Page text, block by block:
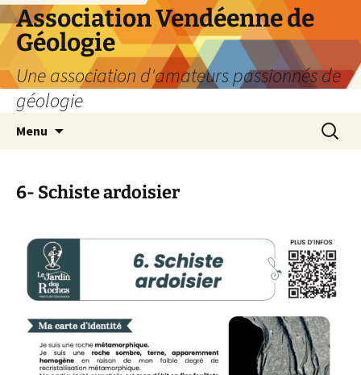
Aller
au
contenu
Association Vendéenne de
Géologie
Une association d'amateurs passionnés de
géologie
Menu
6- Schiste ardoisier